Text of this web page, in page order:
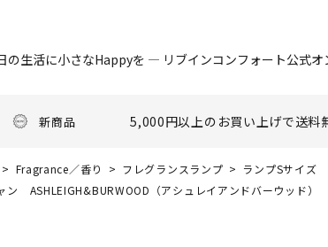
の生活に小さなHappyを ― リブインコンフォート公式オ
新商品 5,000円以上のお買い上げで送料
Fragrance／香り フレグランスランプ
ランプSサイズ
ASHLEIGH&BURWOOD（アシュレイアンドバーウッド）